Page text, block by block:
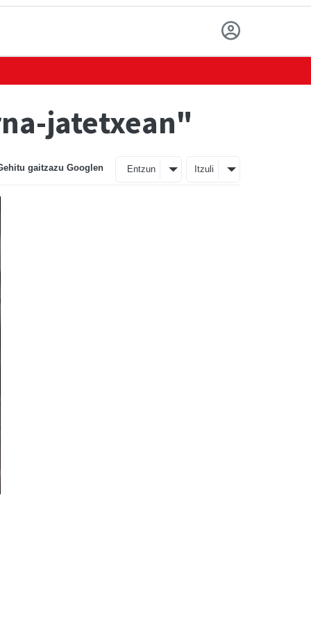
jatetxean"
gaitzazu Googlen Entzun Itzuli